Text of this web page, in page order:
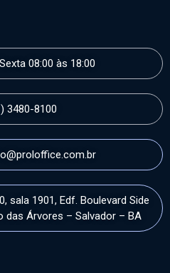
08:00 às 18:00
3480-8100
sala 1901, Edf. Boulevard Side
das Árvores – Salvador – BA